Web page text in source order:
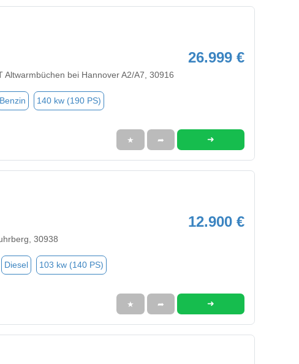
26.999 €
Altwarmbüchen bei Hannover A2/A7, 30916
Benzin 140 kw (190 PS)
★ ➦ ➜
12.900 €
30938
Diesel 103 kw (140 PS)
★ ➦ ➜